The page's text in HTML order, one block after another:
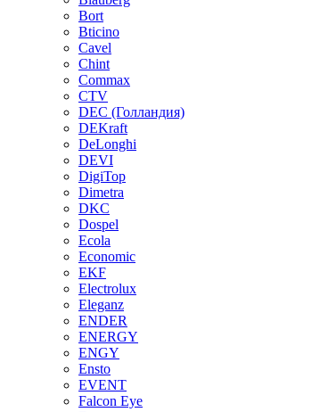
Bort
Bticino
Cavel
Chint
Commax
CTV
DEC (Голландия)
DEKraft
DeLonghi
DEVI
DigiTop
Dimetra
DKC
Dospel
Ecola
Economic
EKF
Electrolux
Eleganz
ENDER
ENERGY
ENGY
Ensto
EVENT
Falcon Eye